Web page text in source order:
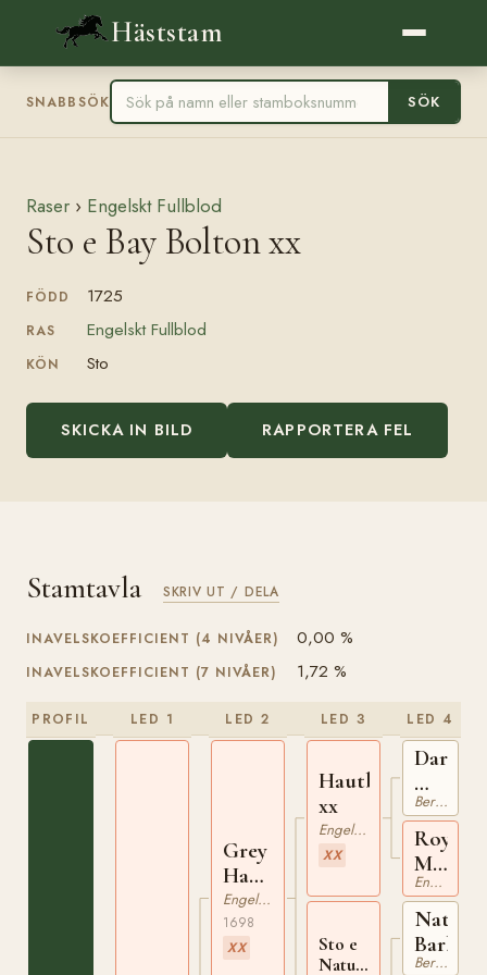
Häststam
SNABBSÖK SÖK
Raser › Engelskt Fullblod
Sto e Bay Bolton xx
FÖDD 1725
RAS Engelskt Fullblod
KÖN Sto
SKICKA IN BILD RAPPORTERA FEL
Stamtavla SKRIV UT / DELA
INAVELSKOEFFICIENT (4 NIVÅER) 0,00 %
INAVELSKOEFFICIENT (7 NIVÅER) 1,72 %
PROFIL LED 1 LED 2
Grey
Hautboy
xx
Engelskt Fullblod
1698
XX
LED 3
Hautboy
xx
Engelskt Fullblod
XX
Sto e
Natural
LED 4
Darcy's
White
Turk
Berberhäst
Royal
Mare
xxEngelskt Fullblod
Natural
Barb
Berberhäst